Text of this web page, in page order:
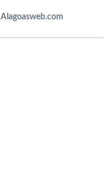
Alagoasweb.com